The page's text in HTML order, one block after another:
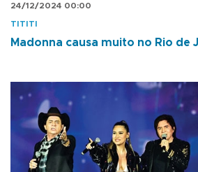
24/12/2024 00:00
TITITI
Madonna causa muito no Rio de